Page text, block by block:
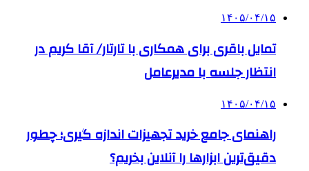
۱۴۰۵/۰۴/۱۵
تمایل باقری برای همکاری با تارتار/ آقا کریم در
انتظار جلسه با مدیرعامل
۱۴۰۵/۰۴/۱۵
راهنمای جامع خرید تجهیزات اندازه گیری؛ چطور
دقیق‌ترین ابزارها را آنلاین بخریم؟